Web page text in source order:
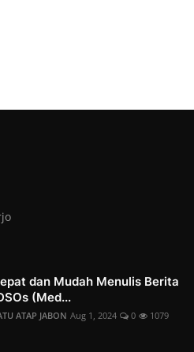
dan Mudah Menulis Berita
(Med...
ATAP JABON Aug 1, 2024 0 1079